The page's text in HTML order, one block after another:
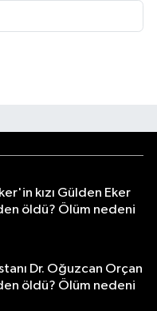
kızı Gülden Eker
öldü? Ölüm nedeni
Dr. Oğuzcan Orçan
öldü? Ölüm nedeni